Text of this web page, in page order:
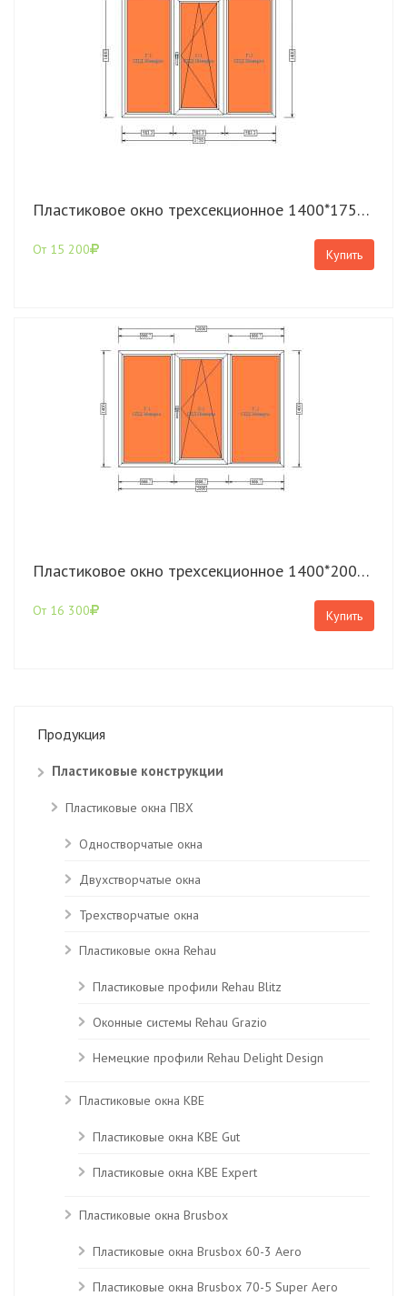
Пластиковое окно трехсекционное 1400*1750 КВЕ Expert
От 15 200 Купить
Пластиковое окно трехсекционное 1400*2000 КВЕ Expert
От 16 300 Купить
Продукция
Пластиковые конструкции
Пластиковые окна ПВХ
Одностворчатые окна
Двухстворчатые окна
Трехстворчатые окна
Пластиковые окна Rehau
Пластиковые профили Rehau Blitz
Оконные системы Rehau Grazio
Немецкие профили Rehau Delight Design
Пластиковые окна KBE
Пластиковые окна КВЕ Gut
Пластиковые окна КВЕ Expert
Пластиковые окна Brusbox
Пластиковые окна Brusbox 60-3 Aero
Пластиковые окна Brusbox 70-5 Super Aero